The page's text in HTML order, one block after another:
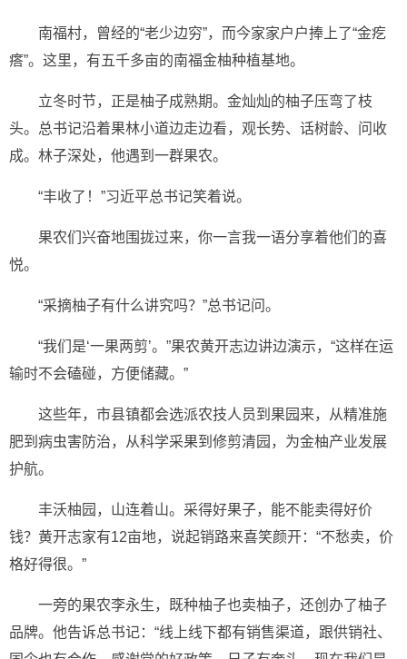
南福村，曾经的“老少边穷”，而今家家户户捧上了“金疙
瘩”。这里，有五千多亩的南福金柚种植基地。
立冬时节，正是柚子成熟期。金灿灿的柚子压弯了枝
头。总书记沿着果林小道边走边看，观长势、话树龄、问收
成。林子深处，他遇到一群果农。
“丰收了！”习近平总书记笑着说。
果农们兴奋地围拢过来，你一言我一语分享着他们的喜
悦。
“采摘柚子有什么讲究吗？”总书记问。
“我们是‘一果两剪’。”果农黄开志边讲边演示，“这样在运
输时不会磕碰，方便储藏。”
这些年，市县镇都会选派农技人员到果园来，从精准施
肥到病虫害防治，从科学采果到修剪清园，为金柚产业发展
护航。
丰沃柚园，山连着山。采得好果子，能不能卖得好价
钱？黄开志家有12亩地，说起销路来喜笑颜开：“不愁卖，价
格好得很。”
一旁的果农李永生，既种柚子也卖柚子，还创办了柚子
品牌。他告诉总书记：“线上线下都有销售渠道，跟供销社、